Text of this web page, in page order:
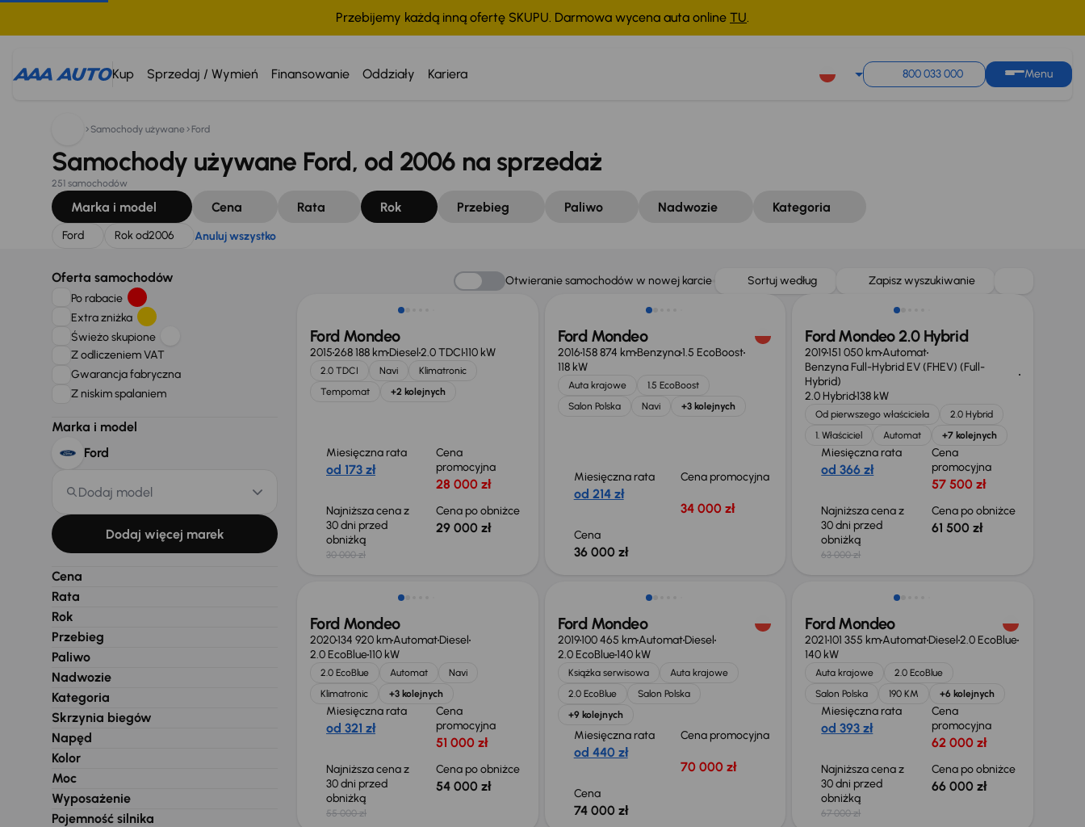
Przebijemy każdą inną ofertę SKUPU. Darmowa wycena auta online TU.
Kup Sprzedaj / Wymień Finansowanie Oddziały Kariera 800 033 000 Menu
Szukam: Anuluj wszystko
Samochody używane Ford
Samochody używane Ford, od 2006 na sprzedaż
251 samochodów
Marka i model Cena Rata Rok Przebieg Paliwo Nadwozie Kategoria
Ford Rok od2006 Anuluj wszystko
Oferta samochodów
Po rabacie
Extra zniżka
Świeżo skupione
Z odliczeniem VAT
Gwarancja fabryczna
Z niskim spalaniem
Marka i model
Ford
Dodaj model
Dodaj więcej marek
Cena
Rata
Rok
Przebieg
Paliwo
Nadwozie
Kategoria
Skrzynia biegów
Napęd
Kolor
Moc
Wyposażenie
Pojemność silnika
Otwieranie samochodów w nowej karcie Sortuj według Zapisz wyszukiwanie
Ford Mondeo
2015268 188 kmDiesel2.0 TDCI110 kW
2.0 TDCI Navi
Klimatronic
Tempomat
+2 kolejnych
Miesięczna rata
od 173 zł
Cena
promocyjna
28 000 zł
Najniższa cena z
30 dni przed
obniżką
30 000 zł
Cena po obniżce
29 000 zł
Ford Mondeo
2016158 874 kmBenzyna1.5 EcoBoost
118 kW
Auta krajowe
1.5 EcoBoost
Salon Polska
Navi +3 kolejnych
Miesięczna rata
od 214 zł
Cena promocyjna
34 000 zł
Cena
36 000 zł
Taniej o 1 500 zł
Ford Mondeo 2.0 Hybrid
2019151 050 kmAutomat
Benzyna Full-Hybrid EV (FHEV) (Full-
Hybrid)
2.0 Hybrid138 kW
Od pierwszego właściciela
2.0 Hybrid
1. Właściciel
Automat +7 kolejnych
Miesięczna rata
od 366 zł
Cena
promocyjna
57 500 zł
Najniższa cena z
30 dni przed
obniżką
63 000 zł
Cena po obniżce
61 500 zł
Taniej o 1 000 zł
Ford Mondeo
2020134 920 kmAutomatDiesel
2.0 EcoBlue110 kW
2.0 EcoBlue Automat
Navi
Klimatronic
+3 kolejnych
Miesięczna rata
od 321 zł
Cena
promocyjna
51 000 zł
Najniższa cena z
30 dni przed
obniżką
55 000 zł
Cena po obniżce
54 000 zł
Ford Mondeo
2019100 465 kmAutomatDiesel
2.0 EcoBlue140 kW
Książka serwisowa
Auta krajowe
2.0 EcoBlue
Salon Polska
+9 kolejnych
Miesięczna rata
od 440 zł
Cena promocyjna
70 000 zł
Cena
74 000 zł
Taniej o 1 000 zł
Ford Mondeo
2021101 355 kmAutomatDiesel2.0 EcoBlue
140 kW
Auta krajowe
2.0 EcoBlue
Salon Polska
190 KM +6 kolejnych
Miesięczna rata
od 393 zł
Cena
promocyjna
62 000 zł
Najniższa cena z
30 dni przed
obniżką
67 000 zł
Cena po obniżce
66 000 zł